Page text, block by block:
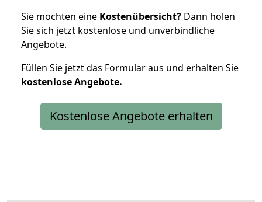
Sie möchten eine Kostenübersicht? Dann holen
Sie sich jetzt kostenlose und unverbindliche
Angebote.
Füllen Sie jetzt das Formular aus und erhalten Sie
kostenloseAngebote.
Kostenlose Angebote erhalten